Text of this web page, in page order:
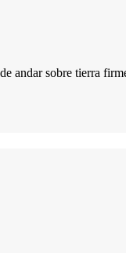
andar sobre tierra